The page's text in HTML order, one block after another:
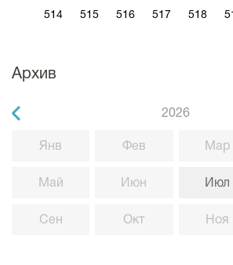
514 515 516 517 518
Архив
2026
Янв
Май
Сен
Фев
Июн
Окт
Мар
Июл
Ноя